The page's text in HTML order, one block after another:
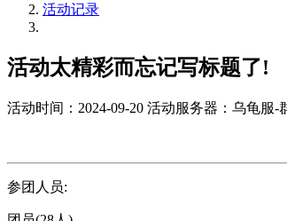
活动记录
活动太精彩而忘记写标题了!
活动时间：2024-09-20 活动服务器：乌龟服-
参团人员: